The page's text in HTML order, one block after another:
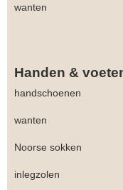
wanten
Handen &
handschoenen
wanten
Noorse sokken
inlegzolen